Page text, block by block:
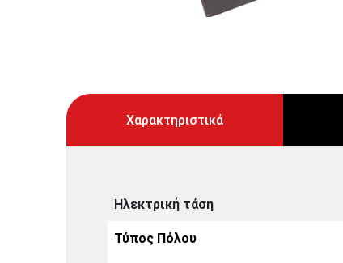
Χαρακτηριστικά
Ηλεκτρική τάση
Τύπος Πόλου